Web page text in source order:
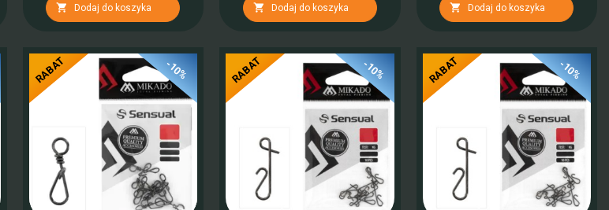
 Dodaj do koszyka  Dodaj do koszyka  Dodaj do koszyka
-10%
RABAT -10%
RABAT -10%
RABAT